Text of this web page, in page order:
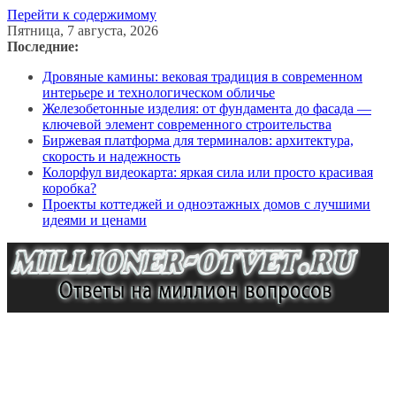
Перейти к содержимому
Пятница, 7 августа, 2026
Последние:
Дровяные камины: вековая традиция в современном
интерьере и технологическом обличье
Железобетонные изделия: от фундамента до фасада —
ключевой элемент современного строительства
Биржевая платформа для терминалов: архитектура,
скорость и надежность
Колорфул видеокарта: яркая сила или просто красивая
коробка?
Проекты коттеджей и одноэтажных домов с лучшими
идеями и ценами